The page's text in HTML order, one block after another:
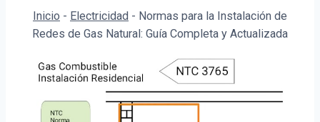
Inicio - Electricidad - Normas para la Instalación de
Redes de Gas Natural: Guía Completa y Actualizada